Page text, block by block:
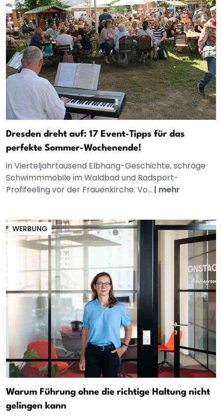
Dresden dreht auf: 17 Event-Tipps für das
perfekte Sommer-Wochenende!
in Vierteljahrtausend Elbhang-Geschichte, schräge
Schwimmmobile im Waldbad und Radsport-
Profifeeling vor der Frauenkirche: Vo... | mehr
WERBUNG
Warum Führung ohne die richtige Haltung nicht
gelingen kann